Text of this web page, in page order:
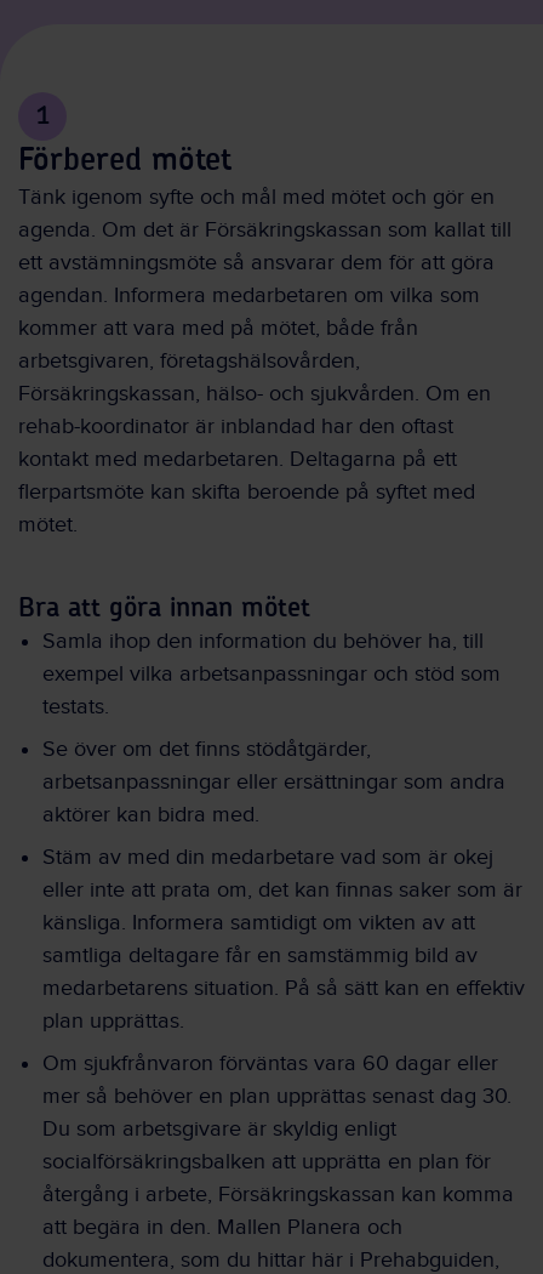
1
Förbered mötet
Tänk igenom syfte och mål med mötet och gör en
agenda. Om det är Försäkringskassan som kallat till
ett avstämningsmöte så ansvarar dem för att göra
agendan. Informera medarbetaren om vilka som
kommer att vara med på mötet, både från
arbetsgivaren, företagshälsovården,
Försäkringskassan, hälso- och sjukvården. Om en
rehab-koordinator är inblandad har den oftast
kontakt med medarbetaren. Deltagarna på ett
flerpartsmöte kan skifta beroende på syftet med
mötet.
Bra att göra innan mötet
Samla ihop den information du behöver ha, till
exempel vilka arbetsanpassningar och stöd som
testats.
Se över om det finns stödåtgärder,
arbetsanpassningar eller ersättningar som andra
aktörer kan bidra med.
Stäm av med din medarbetare vad som är okej
eller inte att prata om, det kan finnas saker som är
känsliga. Informera samtidigt om vikten av att
samtliga deltagare får en samstämmig bild av
medarbetarens situation. På så sätt kan en effektiv
plan upprättas.
Om sjukfrånvaron förväntas vara 60 dagar eller
mer så behöver en plan upprättas senast dag 30.
Du som arbetsgivare är skyldig enligt
socialförsäkringsbalken att upprätta en plan för
återgång i arbete, Försäkringskassan kan komma
att begära in den. Mallen Planera och
dokumentera, som du hittar här i Prehabguiden,